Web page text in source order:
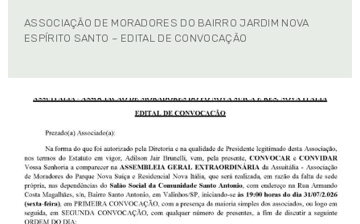
ASSOCIAÇÃO DE MORADORES DO BAIRRO JARDIM NOVA
ESPÍRITO SANTO – EDITAL DE CONVOCAÇÃO